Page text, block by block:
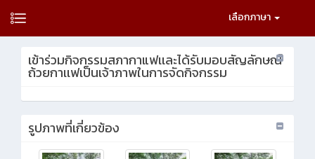
เลือกภาษา
เข้าร่วมกิจกรรมสภากาแฟเเละได้รับมอบสัญลักษณ์
ถ้วยกาเเฟเป็นเจ้าภาพในการจัดกิจกรรม
รูปภาพที่เกี่ยวข้อง